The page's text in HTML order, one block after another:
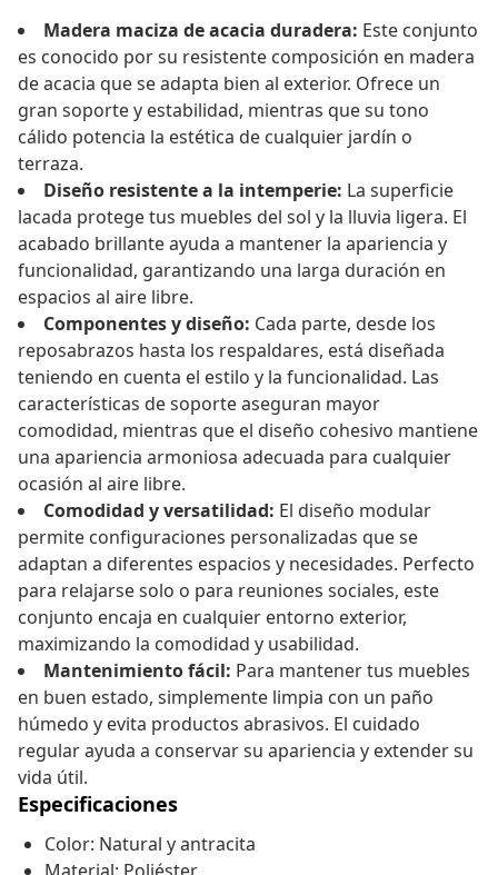
Madera maciza de acacia duradera: Este conjunto
es conocido por su resistente composición en madera
de acacia que se adapta bien al exterior. Ofrece un
gran soporte y estabilidad, mientras que su tono
cálido potencia la estética de cualquier jardín o
terraza.
Diseño resistente a la intemperie: La superficie
lacada protege tus muebles del sol y la lluvia ligera. El
acabado brillante ayuda a mantener la apariencia y
funcionalidad, garantizando una larga duración en
espacios al aire libre.
Componentes y diseño: Cada parte, desde los
reposabrazos hasta los respaldares, está diseñada
teniendo en cuenta el estilo y la funcionalidad. Las
características de soporte aseguran mayor
comodidad, mientras que el diseño cohesivo mantiene
una apariencia armoniosa adecuada para cualquier
ocasión al aire libre.
Comodidad y versatilidad: El diseño modular
permite configuraciones personalizadas que se
adaptan a diferentes espacios y necesidades. Perfecto
para relajarse solo o para reuniones sociales, este
conjunto encaja en cualquier entorno exterior,
maximizando la comodidad y usabilidad.
Mantenimiento fácil: Para mantener tus muebles
en buen estado, simplemente limpia con un paño
húmedo y evita productos abrasivos. El cuidado
regular ayuda a conservar su apariencia y extender su
vida útil.
Especificaciones
Color: Natural y antracita